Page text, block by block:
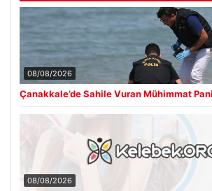
08/08/2026
Çanakkale’de Sahile Vuran Mühimmat
08/08/2026